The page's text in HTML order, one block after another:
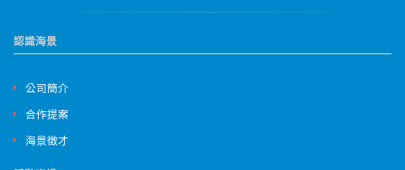
認識海景
公司簡介
合作提案
海景徵才